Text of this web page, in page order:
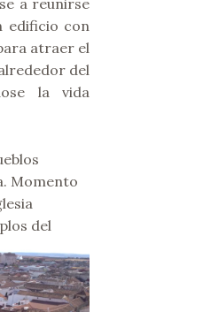
edificio con
atraer el
del
la vida
Momento
del